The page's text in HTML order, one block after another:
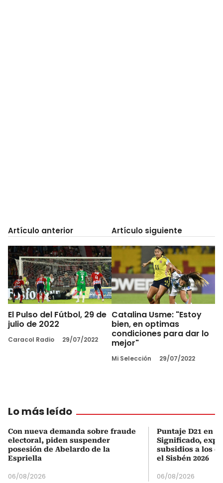
Artículo anterior
El Pulso del Fútbol, 29 de
julio de 2022
Caracol Radio 29/07/2022
Artículo siguiente
Catalina Usme: "Estoy
bien, en optimas
condiciones para dar lo
mejor"
Mi Selección 29/07/2022
Lo más leído
Con nueva demanda sobre fraude
electoral, piden suspender
posesión de Abelardo de la
Espriella
06/08/2026
Puntaje D21 en
Significado,
subsidios a los
el Sisbén 2026
06/08/2026